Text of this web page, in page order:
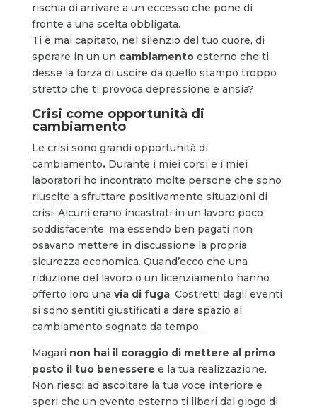
rischia di arrivare a un eccesso che pone di
fronte a una scelta obbligata.
Ti è mai capitato, nel silenzio del tuo cuore, di
sperare in un un cambiamento esterno che ti
desse la forza di uscire da quello stampo troppo
stretto che ti provoca depressione e ansia?
Crisi come opportunità di
cambiamento
Le crisi sono grandi opportunità di
cambiamento. Durante i miei corsi e i miei
laboratori ho incontrato molte persone che sono
riuscite a sfruttare positivamente situazioni di
crisi. Alcuni erano incastrati in un lavoro poco
soddisfacente, ma essendo ben pagati non
osavano mettere in discussione la propria
sicurezza economica. Quand’ecco che una
riduzione del lavoro o un licenziamento hanno
offerto loro una via di fuga. Costretti dagli eventi
si sono sentiti giustificati a dare spazio al
cambiamento sognato da tempo.
Magari non hai il coraggio di mettere al primo
posto il tuo benessere e la tua realizzazione.
Non riesci ad ascoltare la tua voce interiore e
speri che un evento esterno ti liberi dal giogo di